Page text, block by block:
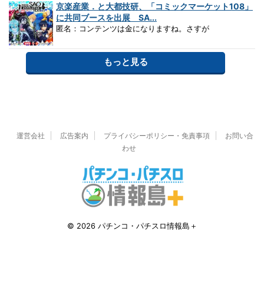
京楽産業．と大都技研、「コミックマーケット108」
に共同ブースを出展 SA...
匿名：コンテンツは金になりますね。さすが
もっと見る
運営会社 広告案内 プライバシーポリシー・免責事項
お問い合
わせ
© 2026 パチンコ・パチスロ情報島＋